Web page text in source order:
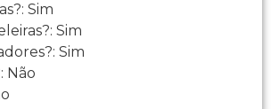
Sim
Sim
Sim
Não